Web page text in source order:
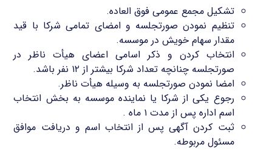
تشکیل مجمع عمومی فوق العاده.
تنظیم نمودن صورتجلسه و امضای تمامی شرکا با قید
مقدار سهام خویش در موسسه.
انتخاب کردن و ذکر اسامی اعضای هیأت ناظر در
صورتجلسه چنانچه تعداد شرکا بیشتر از ۱۲ نفر باشد.
امضا نمودن صورتجلسه به وسیله هیأت ناظر.
رجوع یکی از شرکا یا نماینده موسسه به بخش انتخاب
اسم اداره پس از مدت ۱ ماه .
ثبت کردن آگهی پس از انتخاب اسم و دریافت موافق
مسئول مربوطه.